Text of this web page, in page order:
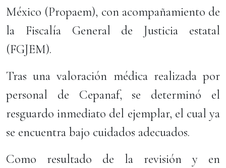
México (Propaem), con acompañamiento de
la Fiscalía General de Justicia estatal
(FGJEM).
Tras una valoración médica realizada por
personal de Cepanaf, se determinó el
resguardo inmediato del ejemplar, el cual ya
se encuentra bajo cuidados adecuados.
Como resultado de la revisión y en